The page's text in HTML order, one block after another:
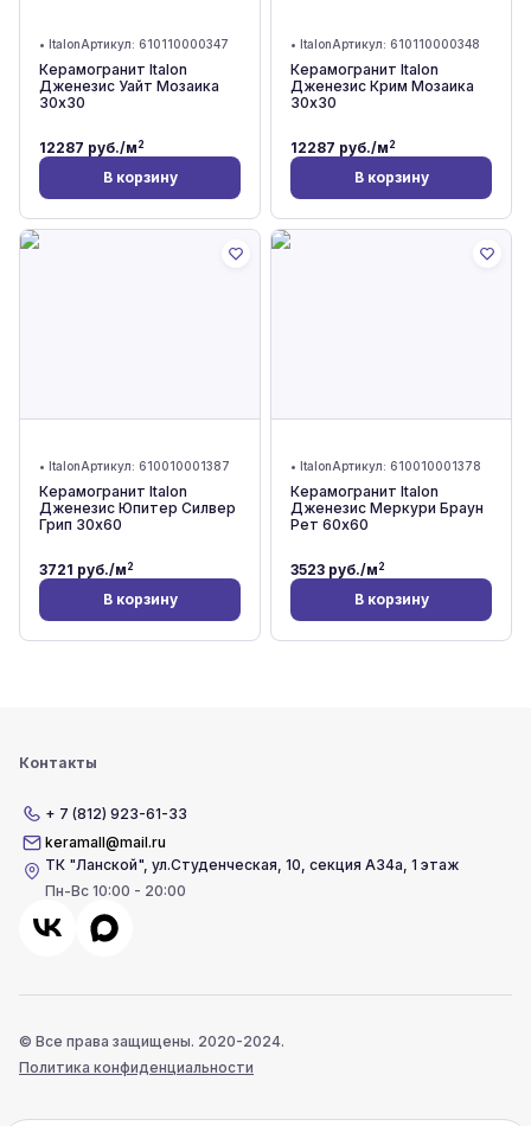
• ItalonАртикул: 610110000347
Керамогранит Italon
Дженезис Уайт Мозаика
30x30
12287 руб./м2
В корзину
• ItalonАртикул: 610110000348
Керамогранит Italon
Дженезис Крим Мозаика
30x30
12287 руб./м2
В корзину
• ItalonАртикул: 610010001387
Керамогранит Italon
Дженезис Юпитер Силвер
Грип 30x60
3721 руб./м2
В корзину
• ItalonАртикул: 610010001378
Керамогранит Italon
Дженезис Меркури Браун
Рет 60x60
3523 руб./м2
В корзину
Контакты
+ 7 (812) 923-61-33
keramall@mail.ru
ТК "Ланской",ул.Студенческая, 10, секция А34а, 1 этаж
Пн-Вс 10:00 - 20:00
© Все права защищены. 2020-2024.
Политика конфиденциальности